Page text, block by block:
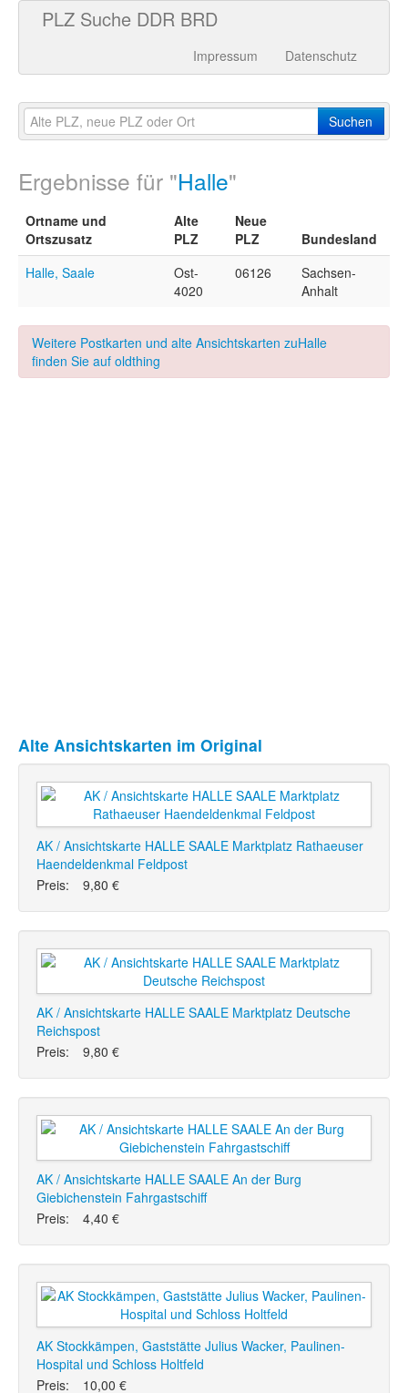
PLZ Suche DDR BRD
Impressum Datenschutz
Suchen
Ergebnisse für "Halle"
Ortname und
Ortszusatz
Alte
PLZ
Neue
PLZ
Bundesland
Halle, Saale
Ost-
4020
06126
Sachsen-
Anhalt
Weitere Postkarten und alte Ansichtskarten zuHalle
finden Sie auf oldthing
Alte Ansichtskarten im Original
AK / Ansichtskarte HALLE SAALE Marktplatz Rathaeuser
Haendeldenkmal Feldpost
Preis:
9,80 €
AK / Ansichtskarte HALLE SAALE Marktplatz Deutsche
Reichspost
Preis:
9,80 €
AK / Ansichtskarte HALLE SAALE An der Burg
Giebichenstein Fahrgastschiff
Preis:
4,40 €
AK Stockkämpen, Gaststätte Julius Wacker, Paulinen-
Hospital und Schloss Holtfeld
Preis:
10,00 €